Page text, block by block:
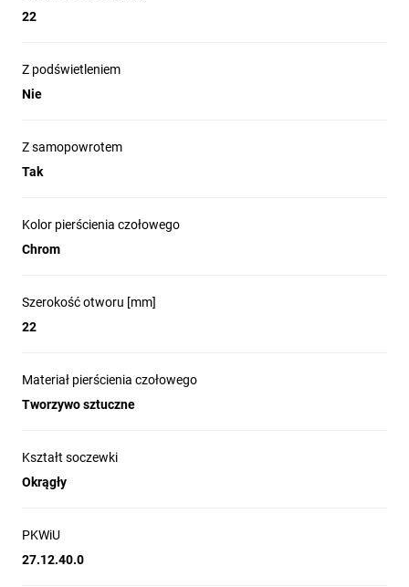
22
Z podświetleniem
Nie
Z samopowrotem
Tak
Kolor pierścienia czołowego
Chrom
Szerokość otworu [mm]
22
Materiał pierścienia czołowego
Tworzywo sztuczne
Kształt soczewki
Okrągły
PKWiU
27.12.40.0